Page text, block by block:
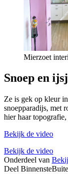
Mierzoet
Snoep en
Ze is gek op kleur
snoepparadijs, met
hier haar
Bekijk de video
Bekijk de video
Onderdeel van
Deel